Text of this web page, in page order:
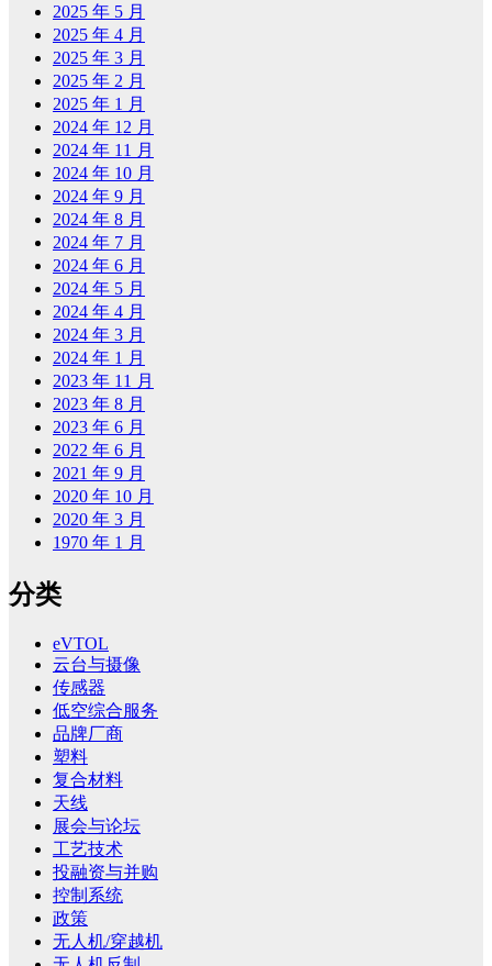
2025 年 5 月
2025 年 4 月
2025 年 3 月
2025 年 2 月
2025 年 1 月
2024 年 12 月
2024 年 11 月
2024 年 10 月
2024 年 9 月
2024 年 8 月
2024 年 7 月
2024 年 6 月
2024 年 5 月
2024 年 4 月
2024 年 3 月
2024 年 1 月
2023 年 11 月
2023 年 8 月
2023 年 6 月
2022 年 6 月
2021 年 9 月
2020 年 10 月
2020 年 3 月
1970 年 1 月
分类
eVTOL
云台与摄像
传感器
低空综合服务
品牌厂商
塑料
复合材料
天线
展会与论坛
工艺技术
投融资与并购
控制系统
政策
无人机/穿越机